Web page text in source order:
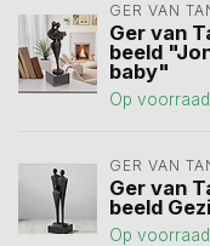
GER VAN
Ger van
beeld
baby"
Op voorraad
GER VAN
Ger van
beeld
Op voorraad